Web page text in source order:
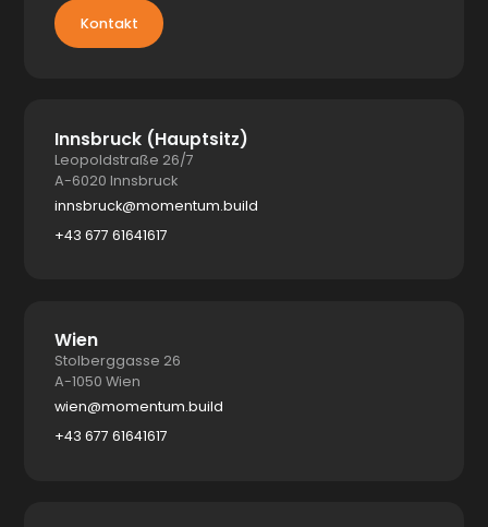
Kontakt
Innsbruck (Hauptsitz)
Leopoldstraße 26/7
A-6020 Innsbruck
innsbruck@momentum.build
+43 677 61641617
Wien
Stolberggasse 26
A-1050 Wien
wien@momentum.build
+43 677 61641617